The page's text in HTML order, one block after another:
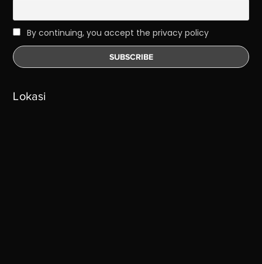
By continuing, you accept the privacy policy
Lokasi